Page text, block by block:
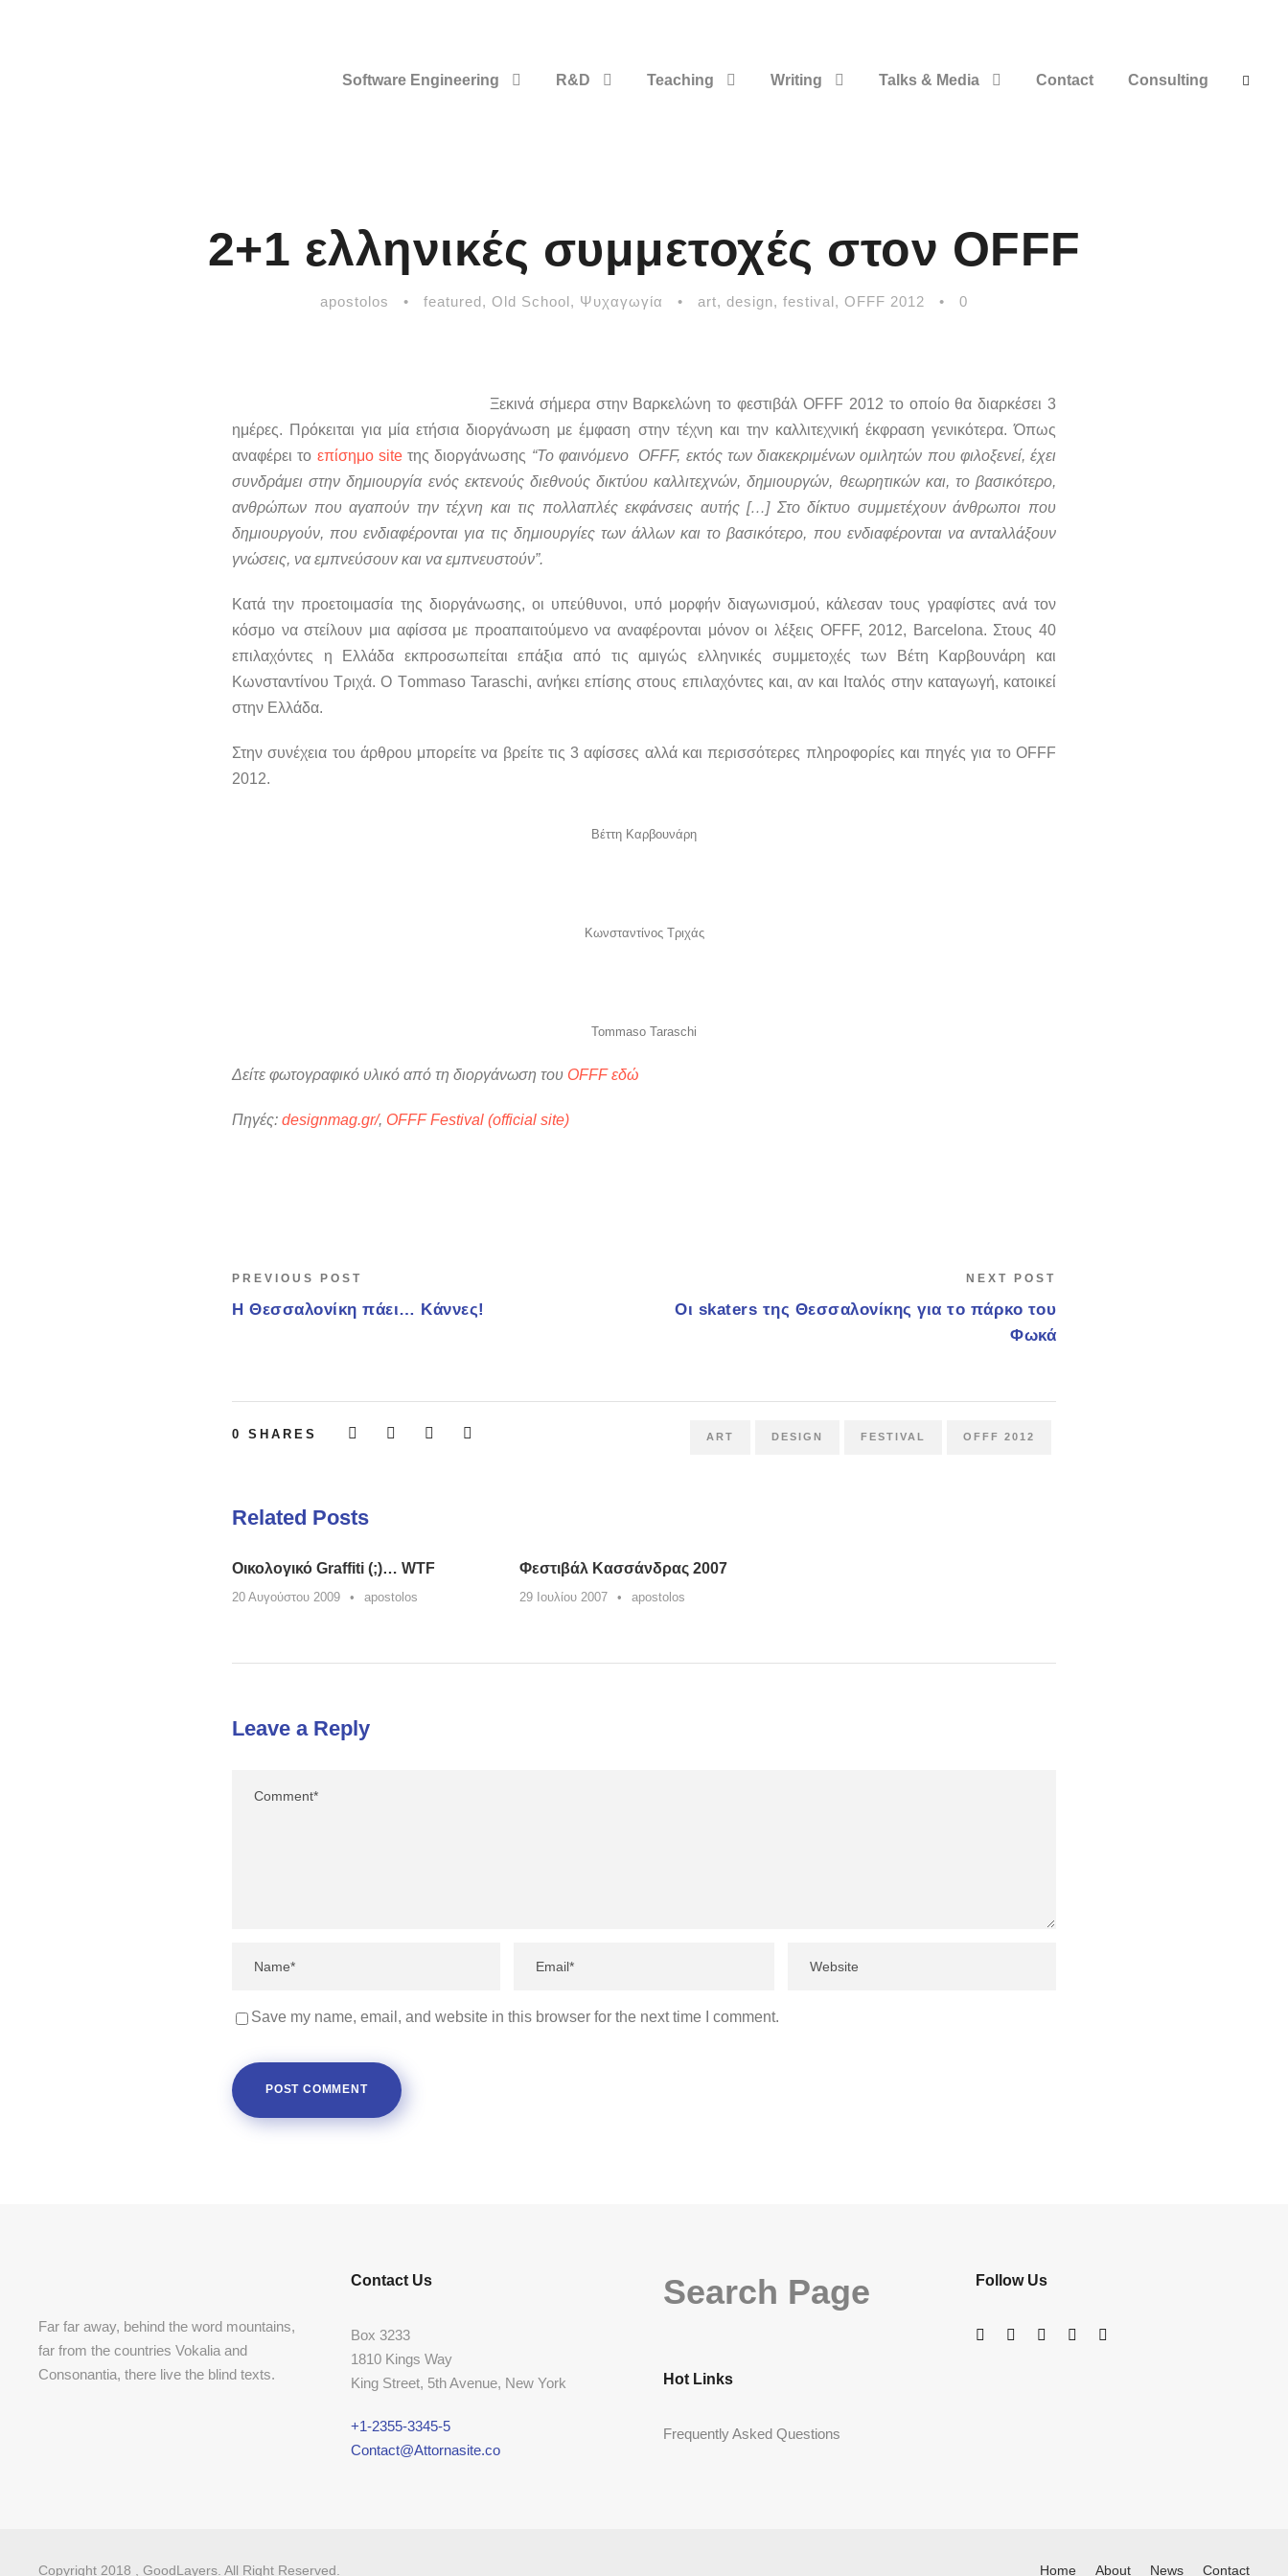
Software Engineering R&D Teaching Writing Talks & Media Contact Consulting
2+1 ελληνικές συμμετοχές στον OFFF
apostolos • featured, Old School, Ψυχαγωγία • art, design, festival, OFFF 2012 • 0
Ξεκινά σήμερα στην Βαρκελώνη το φεστιβάλ OFFF 2012 το οποίο θα διαρκέσει 3
ημέρες. Πρόκειται για μία ετήσια διοργάνωση με έμφαση στην τέχνη και την καλλιτεχνική έκφραση γενικότερα. Όπως
αναφέρει το επίσημο siteτης διοργάνωσης “Το φαινόμενο OFFF, εκτός των διακεκριμένων ομιλητών που φιλοξενεί, έχει
συνδράμει στην δημιουργία ενός εκτενούς διεθνούς δικτύου καλλιτεχνών, δημιουργών, θεωρητικών και, το βασικότερο,
ανθρώπων που αγαπούν την τέχνη και τις πολλαπλές εκφάνσεις αυτής […] Στο δίκτυο συμμετέχουν άνθρωποι που
δημιουργούν, που ενδιαφέρονται για τις δημιουργίες των άλλων και το βασικότερο, που ενδιαφέρονται να ανταλλάξουν
γνώσεις, να εμπνεύσουν και να εμπνευστούν”.
Κατά την προετοιμασία της διοργάνωσης, οι υπεύθυνοι, υπό μορφήν διαγωνισμού, κάλεσαν τους γραφίστες ανά τον
κόσμο να στείλουν μια αφίσσα με προαπαιτούμενο να αναφέρονται μόνον οι λέξεις OFFF, 2012, Barcelona. Στους 40
επιλαχόντες η Ελλάδα εκπροσωπείται επάξια από τις αμιγώς ελληνικές συμμετοχές των Βέτη Καρβουνάρη και
Κωνσταντίνου Τριχά. Ο Τommaso Taraschi, ανήκει επίσης στους επιλαχόντες και, αν και Ιταλός στην καταγωγή, κατοικεί
στην Ελλάδα.
Στην συνέχεια του άρθρου μπορείτε να βρείτε τις 3 αφίσσες αλλά και περισσότερες πληροφορίες και πηγές για το OFFF
2012.
Βέττη Καρβουνάρη
Κωνσταντίνος Τριχάς
Tommaso Taraschi
Δείτε φωτογραφικό υλικό από τη διοργάνωση του OFFF εδώ
Πηγές: designmag.gr/, OFFF Festival (official site)
PREVIOUS POST
Η Θεσσαλονίκη πάει… Κάννες!
NEXT POST
Οι skaters της Θεσσαλονίκης για το πάρκο του
Φωκά
0 SHARES ART DESIGN FESTIVAL OFFF 2012
Related Posts
Οικολογικό Graffiti (;)… WTF
20 Αυγούστου 2009 • apostolos
Φεστιβάλ Κασσάνδρας 2007
29 Ιουλίου 2007 • apostolos
Leave a Reply
Save my name, email, and website in this browser for the next time I comment.
Far far away, behind the word mountains,
far from the countries Vokalia and
Consonantia, there live the blind texts.
Contact Us
Box 3233
1810 Kings Way
King Street, 5th Avenue, New York
+1-2355-3345-5
Contact@Attornasite.co
Search Page
Hot Links
Frequently Asked Questions
Follow Us
Copyright 2018 , GoodLayers. All Right Reserved. Home About News Contact